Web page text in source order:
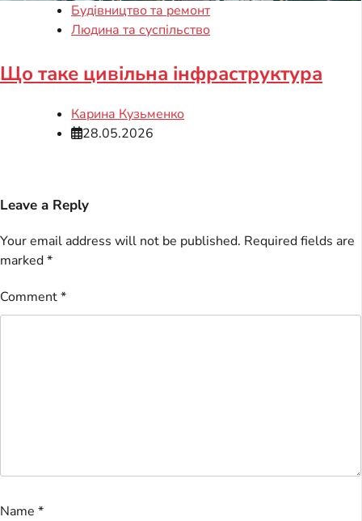
Будівництво та ремонт
Людина та суспільство
Що таке цивільна інфраструктура
Карина Кузьменко
28.05.2026
Leave a Reply
Your email address will not be published. Required fields are
marked*
Comment*
Name *